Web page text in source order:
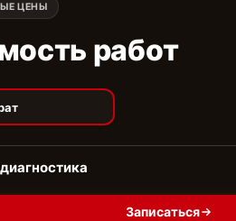
ЦЕНЫ
работ
Записаться